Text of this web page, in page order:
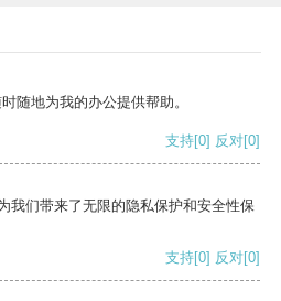
随地为我的办公提供帮助。
支持[0] 反对[0]
我们带来了无限的隐私保护和安全性保
支持[0] 反对[0]